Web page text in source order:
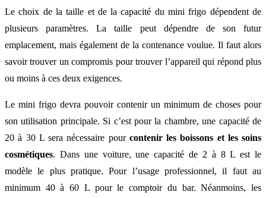
Le choix de la taille et de la capacité du mini frigo dépendent de
plusieurs paramètres. La taille peut dépendre de son futur
emplacement, mais également de la contenance voulue. Il faut alors
savoir trouver un compromis pour trouver l’appareil qui répond plus
ou moins à ces deux exigences.
Le mini frigo devra pouvoir contenir un minimum de choses pour
son utilisation principale. Si c’est pour la chambre, une capacité de
20 à 30 L sera nécessaire pour contenir les boissons et les soins
cosmétiques. Dans une voiture, une capacité de 2 à 8 L est le
modèle le plus pratique. Pour l’usage professionnel, il faut au
minimum 40 à 60 L pour le comptoir du bar. Néanmoins, les